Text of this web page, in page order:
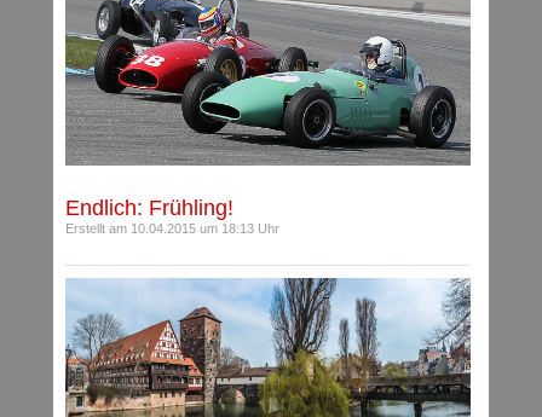
Endlich: Frühling!
Erstellt am 10.04.2015 um 18:13 Uhr